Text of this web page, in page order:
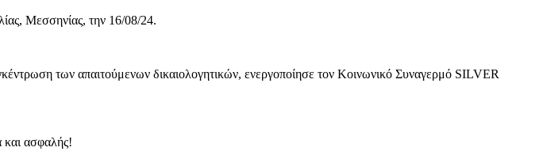
Μεσσηνίας, την 16/08/24.
των απαιτούμενων δικαιολογητικών, ενεργοποίησε τον Κοινωνικό Συναγερμό SILVER
και ασφαλής!